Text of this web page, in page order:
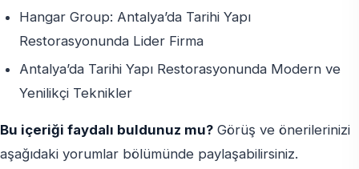
Hangar Group: Antalya’da Tarihi Yapı
Restorasyonunda Lider Firma
Antalya’da Tarihi Yapı Restorasyonunda Modern ve
Yenilikçi Teknikler
Bu içeriği faydalı buldunuz mu? Görüş ve önerilerinizi
aşağıdaki yorumlar bölümünde paylaşabilirsiniz.